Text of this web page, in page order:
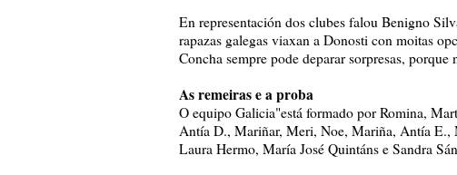
En representación dos clubes falou Benigno
rapazas galegas viaxan a Donosti con moitas
Concha sempre pode deparar sorpresas, porque
As remeiras e a proba
O equipo Galicia"está formado por Romina,
Antía D., Mariñar, Meri, Noe, Mariña, Antía E.,
Laura Hermo, María José Quintáns e Sandra